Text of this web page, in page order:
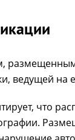
ведущей на
что